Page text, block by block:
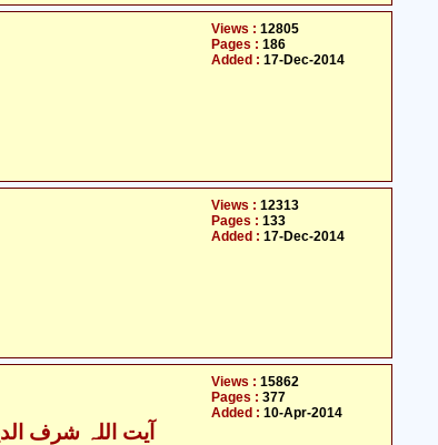
Views : 12805
Pages : 186
Added : 17-Dec-2014
Views : 12313
Pages : 133
Added : 17-Dec-2014
- آیت اللہ شرف
Views : 15862
Pages : 377
Added : 10-Apr-2014